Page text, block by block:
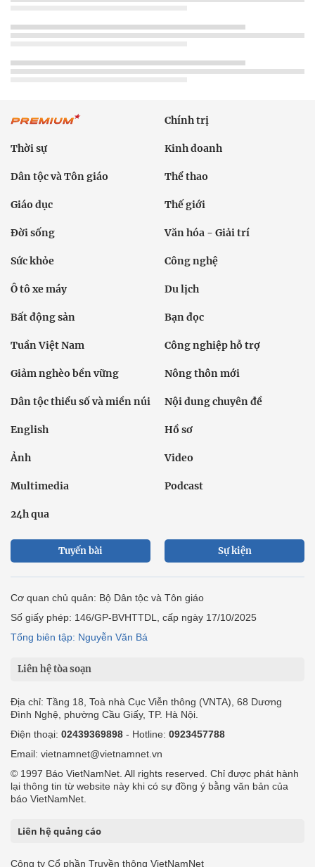
Chính trị
Thời sự Kinh doanh
Dân tộc và Tôn giáo Thể thao
Giáo dục Thế giới
Đời sống Văn hóa - Giải trí
Sức khỏe Công nghệ
Ô tô xe máy Du lịch
Bất động sản Bạn đọc
Tuần Việt Nam Công nghiệp hỗ trợ
Giảm nghèo bền vững Nông thôn mới
Dân tộc thiểu số và miền núi Nội dung chuyên đề
English Hồ sơ
Ảnh Video
Multimedia Podcast
24h qua
Tuyến bài Sự kiện
Cơ quan chủ quản: Bộ Dân tộc và Tôn giáo
Số giấy phép: 146/GP-BVHTTDL, cấp ngày 17/10/2025
Tổng biên tập: Nguyễn Văn Bá
Liên hệ tòa soạn
Địa chỉ: Tầng 18, Toà nhà Cục Viễn thông (VNTA), 68 Dương
Đình Nghệ, phường Cầu Giấy, TP. Hà Nội.
Điện thoại: 02439369898 - Hotline: 0923457788
Email: vietnamnet@vietnamnet.vn
© 1997 Báo VietNamNet. All rights reserved. Chỉ được phát hành
lại thông tin từ website này khi có sự đồng ý bằng văn bản của
báo VietNamNet.
Liên hệ quảng cáo
Công ty Cổ phần Truyền thông VietNamNet